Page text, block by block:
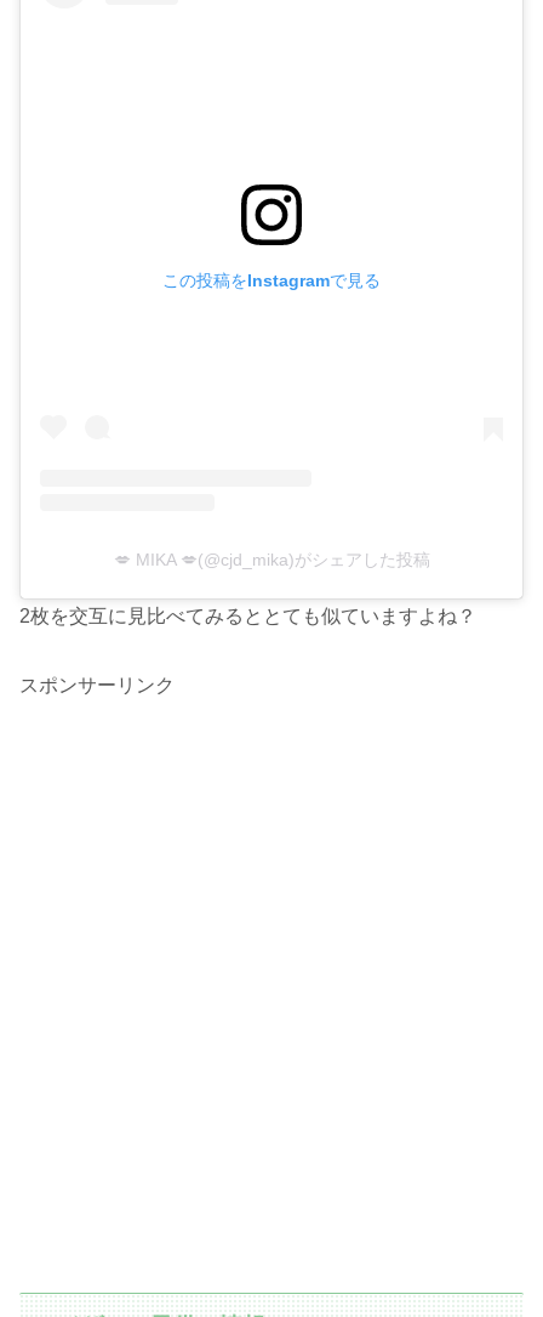
この投稿をInstagramで見る
💋 MIKA 💋(@cjd_mika)がシェアした投稿
2枚を交互に見比べてみるととても似ていますよね？
スポンサーリンク